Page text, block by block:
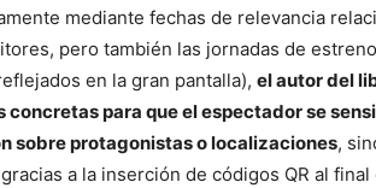
mediante fechas de relevancia
pero también las jornadas de
en la gran pantalla), el autor del
concretas para que el espectador se
sobre protagonistas o localizaciones,
a la inserción de códigos QR al